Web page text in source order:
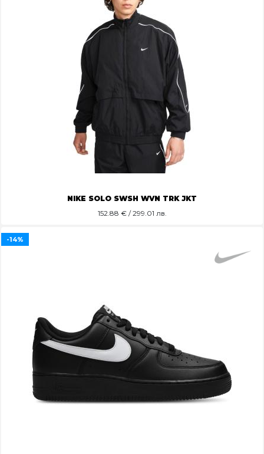
NIKE SOLO SWSH WVN TRK JKT
152.88 € / 299.01 лв.
-14%